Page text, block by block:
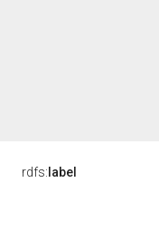
rdfs: label